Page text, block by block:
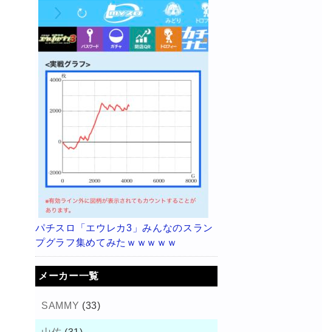
パチスロ「エウレカ3」みんなのスラン
プグラフ集めてみたｗｗｗｗｗ
メーカー一覧
SAMMY (33)